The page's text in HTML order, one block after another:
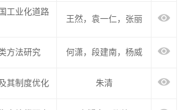
工业化道路
王然，袁一仁，张丽
方法研究 何潇，段建南，杨威
其制度优化 朱清